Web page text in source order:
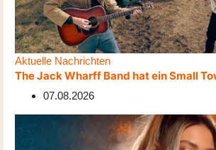
Aktuelle Nachrichten
The Jack Wharff Band hat ein Small
07.08.2026